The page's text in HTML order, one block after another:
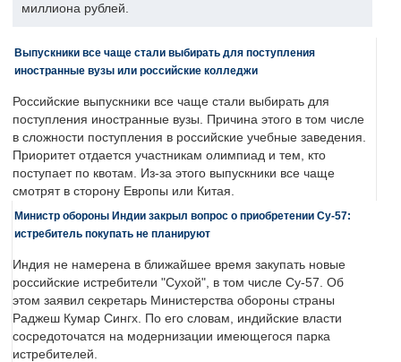
миллиона рублей.
Выпускники все чаще стали выбирать для поступления
иностранные вузы или российские колледжи
Российские выпускники все чаще стали выбирать для
поступления иностранные вузы. Причина этого в том числе
в сложности поступления в российские учебные заведения.
Приоритет отдается участникам олимпиад и тем, кто
поступает по квотам. Из-за этого выпускники все чаще
смотрят в сторону Европы или Китая.
Министр обороны Индии закрыл вопрос о приобретении Су-57:
истребитель покупать не планируют
Индия не намерена в ближайшее время закупать новые
российские истребители "Сухой", в том числе Су-57. Об
этом заявил секретарь Министерства обороны страны
Раджеш Кумар Сингх. По его словам, индийские власти
сосредоточатся на модернизации имеющегося парка
истребителей.